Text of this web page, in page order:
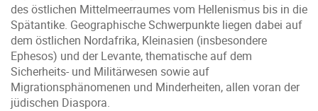
des östlichen Mittelmeerraumes vom Hellenismus bis in die
Spätantike. Geographische Schwerpunkte liegen dabei auf
dem östlichen Nordafrika, Kleinasien (insbesondere
Ephesos) und der Levante, thematische auf dem
Sicherheits- und Militärwesen sowie auf
Migrationsphänomenen und Minderheiten, allen voran der
jüdischen Diaspora.